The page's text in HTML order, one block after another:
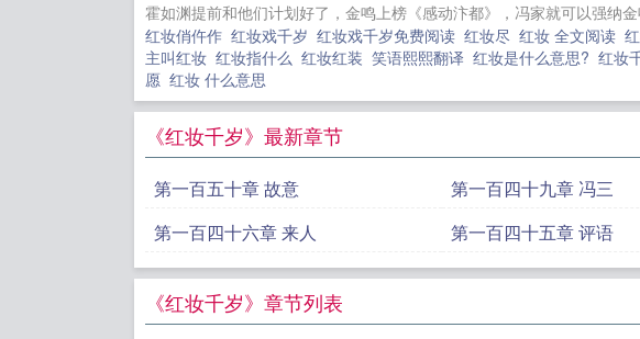
九零，我带着亿万物资杀疯
团 大唐：太子殿下不要怂
美人在恋综成了万人迷 独
霍如渊提前和他们计划好了，金鸣上榜《感动汴都》，冯家就可以强纳
红妆俏仵作 红妆戏千岁 红妆戏千岁免费阅读 红妆尽 红妆 全文阅读
主叫红妆 红妆指什么 红妆红装 笑语熙熙翻译 红妆是什么意思? 红妆
愿 红妆 什么意思
《红妆千岁》最新章节
第一百五十章 故意 第一百四十九章 冯三
第一百四十六章 来人
第一百四十五章 评语
《红妆千岁》章节列表